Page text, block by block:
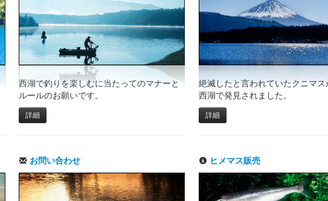
西湖で釣りを楽しむに当たってのマナーと
ルールのお願いです。
詳細
絶滅したと言われていたクニマ
西湖で発見されました。
詳細
お問い合わせ ヒメマス販売